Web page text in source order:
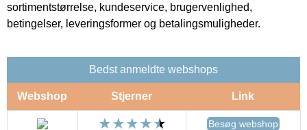
sortimentstørrelse, kundeservice, brugervenlighed,
betingelser, leveringsformer og betalingsmuligheder.
Bedst anmeldte webshops
Webshop Stjerner Link
Besøg webshop